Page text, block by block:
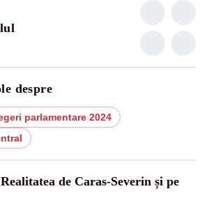
despre
parlamentare 2024
de Caras-Severin și pe